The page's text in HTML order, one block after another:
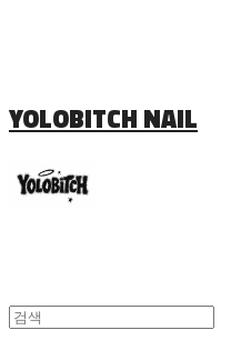
YOLOBITCH NAIL